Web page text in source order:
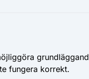
fungera korrekt.